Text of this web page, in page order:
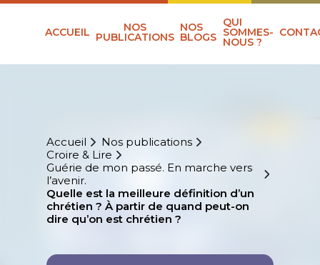
ACCUEIL NOS
PUBLICATIONS
NOS
BLOGS
QUI
SOMMES-
NOUS ?
Accueil
Nos publications
Croire & Lire
Guérie de mon passé. En marche vers
l’avenir.
Quelle est la meilleure définition d’un
chrétien ? À partir de quand peut-on
dire qu’on est chrétien ?